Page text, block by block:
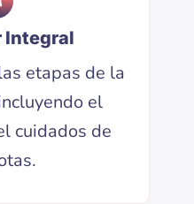
Integral
etapas de la
el
cuidados de